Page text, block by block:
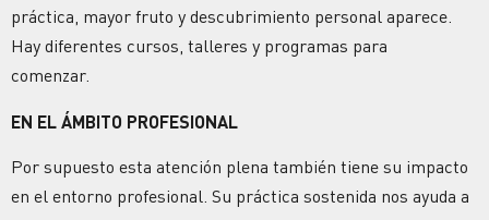
práctica, mayor fruto y descubrimiento personal aparece.
Hay diferentes cursos, talleres y programas para
comenzar.
EN EL ÁMBITO PROFESIONAL
Por supuesto esta atención plena también tiene su impacto
en el entorno profesional. Su práctica sostenida nos ayuda a